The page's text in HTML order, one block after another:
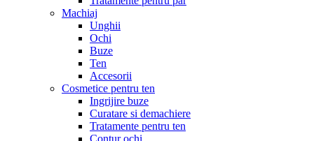
Machiaj
Unghii
Ochi
Buze
Ten
Accesorii
Cosmetice pentru ten
Ingrijire buze
Curatare si demachiere
Tratamente pentru ten
Contur ochi